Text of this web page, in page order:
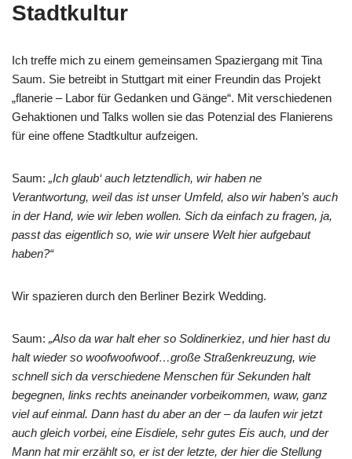
Stadtkultur
Ich treffe mich zu einem gemeinsamen Spaziergang mit Tina
Saum. Sie betreibt in Stuttgart mit einer Freundin das Projekt
„flanerie – Labor für Gedanken und Gänge“. Mit verschiedenen
Gehaktionen und Talks wollen sie das Potenzial des Flanierens
für eine offene Stadtkultur aufzeigen.
Saum: „Ich glaub‘ auch letztendlich, wir haben ne
Verantwortung, weil das ist unser Umfeld, also wir haben’s auch
in der Hand, wie wir leben wollen. Sich da einfach zu fragen, ja,
passt das eigentlich so, wie wir unsere Welt hier aufgebaut
haben?“
Wir spazieren durch den Berliner Bezirk Wedding.
Saum: „Also da war halt eher so Soldinerkiez, und hier hast du
halt wieder so woofwoofwoof…große Straßenkreuzung, wie
schnell sich da verschiedene Menschen für Sekunden halt
begegnen, links rechts aneinander vorbeikommen, waw, ganz
viel auf einmal. Dann hast du aber an der – da laufen wir jetzt
auch gleich vorbei, eine Eisdiele, sehr gutes Eis auch, und der
Mann hat mir erzählt so, er ist der letzte, der hier die Stellung